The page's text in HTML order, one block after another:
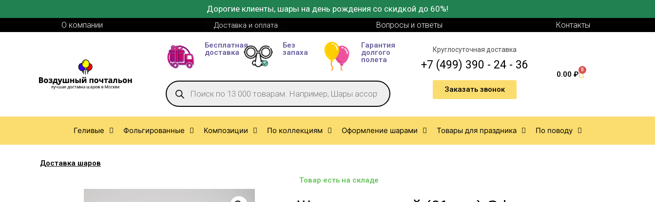
Дорогие клиенты, шары на день рождения со скидкой до 60%!
О компании Доставка и оплата Вопросы и ответы Контакты
Бесплатная
доставка
Без
запаха
Гарантия
долгого
полета
Круглосуточная доставка
+7 (499) 390 - 24 - 36
Заказать звонок
0.00₽ 0
Геливые Фольгированные Композиции По коллекциям Оформление шарами Товары для праздника По поводу
Доставка шаров
Товар есть на складе